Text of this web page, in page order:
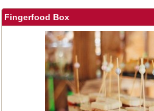
Fingerfood Box